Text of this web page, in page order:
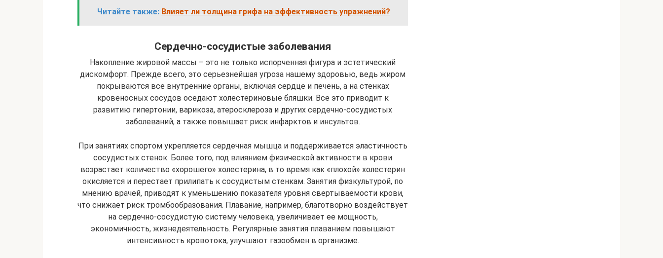
Читайте также: Влияет ли толщина грифа на эффективность упражнений?
Сердечно-сосудистые заболевания
Накопление жировой массы – это не только испорченная фигура и эстетический
дискомфорт. Прежде всего, это серьезнейшая угроза нашему здоровью, ведь жиром
покрываются все внутренние органы, включая сердце и печень, а на стенках
кровеносных сосудов оседают холестериновые бляшки. Все это приводит к
развитию гипертонии, варикоза, атеросклероза и других сердечно-сосудистых
заболеваний, а также повышает риск инфарктов и инсультов.
При занятиях спортом укрепляется сердечная мышца и поддерживается эластичность
сосудистых стенок. Более того, под влиянием физической активности в крови
возрастает количество «хорошего» холестерина, в то время как «плохой» холестерин
окисляется и перестает прилипать к сосудистым стенкам. Занятия физкультурой, по
мнению врачей, приводят к уменьшению показателя уровня свертываемости крови,
что снижает риск тромбообразования. Плавание, например, благотворно воздействует
на сердечно-сосудистую систему человека, увеличивает ее мощность,
экономичность, жизнедеятельность. Регулярные занятия плаванием повышают
интенсивность кровотока, улучшают газообмен в организме.